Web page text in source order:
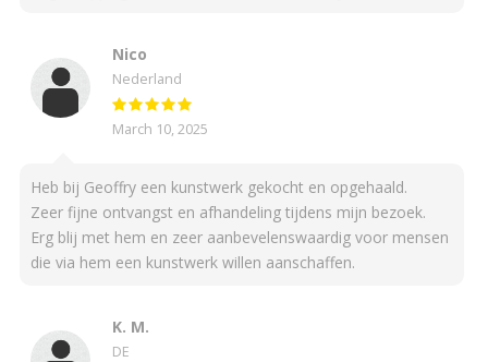
Nico
Nederland
March 10, 2025
Heb bij Geoffry een kunstwerk gekocht en opgehaald.
Zeer fijne ontvangst en afhandeling tijdens mijn bezoek.
Erg blij met hem en zeer aanbevelenswaardig voor mensen
die via hem een kunstwerk willen aanschaffen.
K. M.
DE